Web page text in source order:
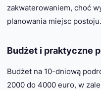
zakwaterowaniem, choć
planowania miejsc postoju.
Budżet i praktyczne
Budżet na 10-dniową
2000 do 4000 euro, w